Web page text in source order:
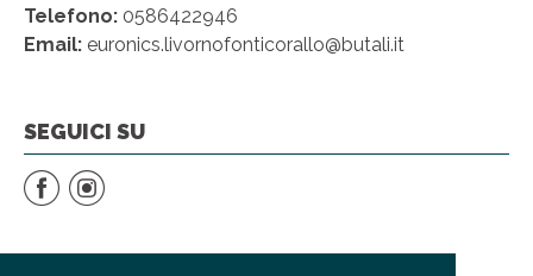
Telefono: 0586422946
Email: euronics.livornofonticorallo@butali.it
SEGUICI SU